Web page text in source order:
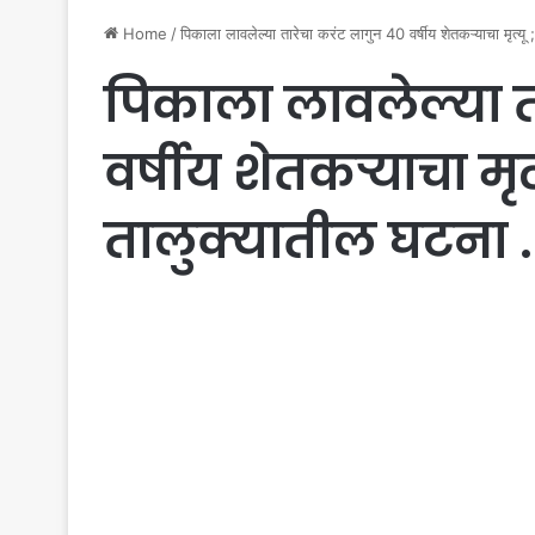
Home /पिकाला लावलेल्या तारेचा करंट लागुन 40 वर्षीय शेतकऱ्याचा मृत्यू
पिकाला लावलेल्या
वर्षीय शेतकऱ्याचा
तालुक्यातील घटना .